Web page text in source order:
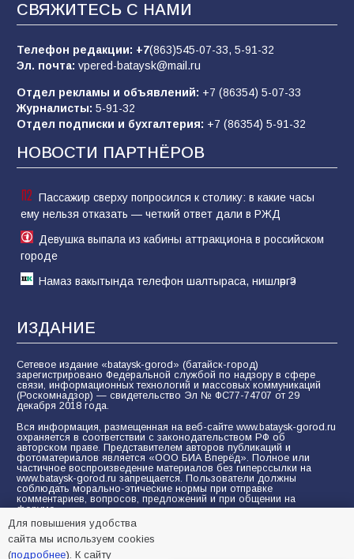
пропагандистский вброс
«Слухами Москву не возьмёшь»: почему
заявления Киева о мобилизации — это
отчаяние, а не разведка
81 02.08.2026
СВЯЖИТЕСЬ С НАМИ
Телефон редакции: +7(863)545-07-33, 5-91-32
Эл. почта: vpered-bataysk@mail.ru
Отдел рекламы и объявлений: +7 (86354) 5-07-33
Журналисты: 5-91-32
Отдел подписки и бухгалтерия: +7 (86354) 5-91-32
НОВОСТИ ПАРТНЁРОВ
Пассажир сверху попросился к столику: в какие часы
ему нельзя отказать — четкий ответ дали в РЖД
Девушка выпала из кабины аттракциона в российском
городе
Намаз вакытында телефон шалтыраса, нишләргә?
ИЗДАНИЕ
Сетевое издание «bataysk-gorod» (батайск-город)
зарегистрировано Федеральной службой по надзору в сфере
связи, информационных технологий и массовых коммуникаций
(Роскомнадзор) — свидетельство Эл № ФС77-74707 от 29
декабря 2018 года.
Вся информация, размещенная на веб-сайте www.bataysk-gorod.ru
охраняется в соответствии с законодательством РФ об
авторском праве. Представителем авторов публикаций и
фотоматериалов является «ООО БИА Вперёд». Полное или
частичное воспроизведение материалов без гиперссылки на
www.bataysk-gorod.ru запрещается. Пользователи должны
соблюдать морально-этические нормы при отправке
комментариев, вопросов, предложений и при общении на
форуме.
Политика конфиденциальности и защиты информации
Согласие на обработку персональных данных с помощью
Для повышения удобства
сайта мы используем cookies
(подробнее). К сайту